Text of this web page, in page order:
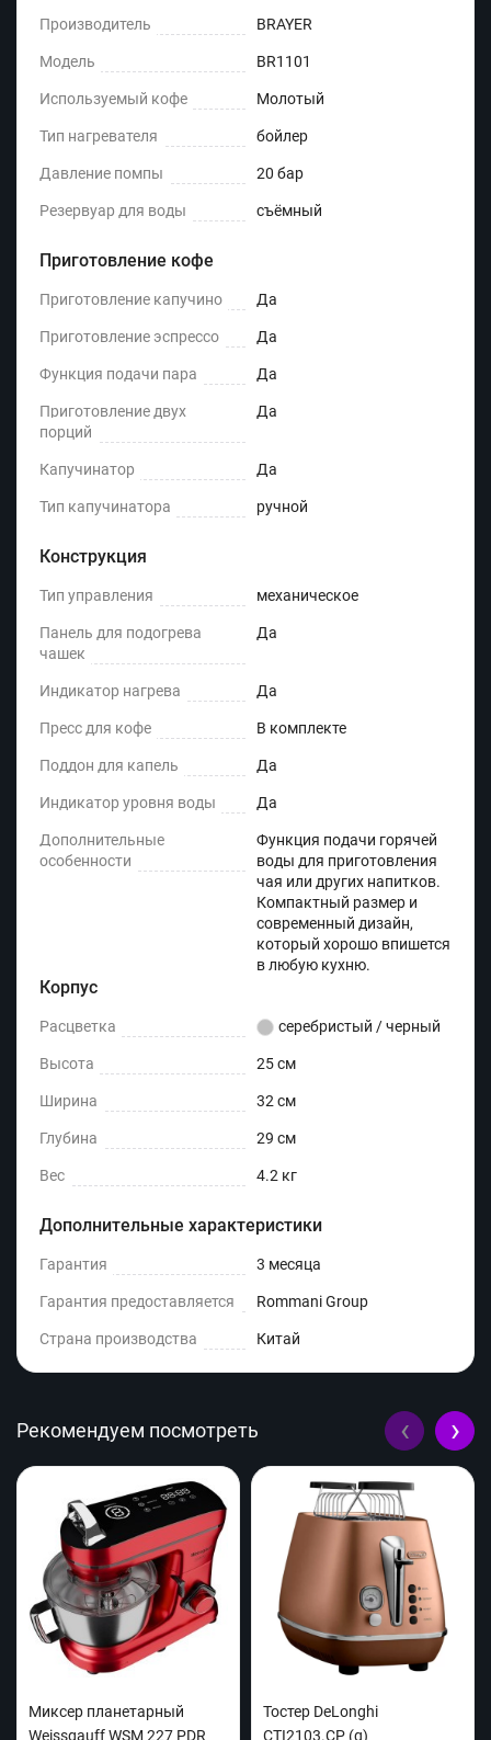
Производитель BRAYER
Модель BR1101
Используемый кофе Молотый
Тип нагревателя бойлер
Давление помпы 20 бар
Резервуар для воды съёмный
Приготовление кофе
Приготовление капучино Да
Приготовление эспрессо Да
Функция подачи пара Да
Приготовление двух
порций
Да
Капучинатор Да
Тип капучинатора ручной
Конструкция
Тип управления механическое
Панель для подогрева
чашек
Да
Индикатор нагрева Да
Пресс для кофе В комплекте
Поддон для капель Да
Индикатор уровня воды Да
Дополнительные
особенности
Функция подачи горячей
воды для приготовления
чая или других напитков.
Компактный размер и
современный дизайн,
который хорошо впишется
в любую кухню.
Корпус
Расцветка серебристый / черный
Высота 25 см
Ширина 32 см
Глубина 29 см
Вес 4.2 кг
Дополнительные характеристики
Гарантия 3 месяца
Гарантия предоставляется Rommani Group
Страна производства Китай
Рекомендуем посмотреть
Миксер планетарный
Weissgauff WSM 227 PDR
Тостер DeLonghi
CTI2103.CP (q)
‹ ›